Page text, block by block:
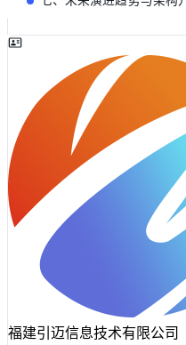
福建引迈信息技术有限公司